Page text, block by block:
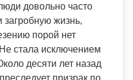
довольно часто
загробную жизнь,
порой нет
стала исключением
десяти лет назад